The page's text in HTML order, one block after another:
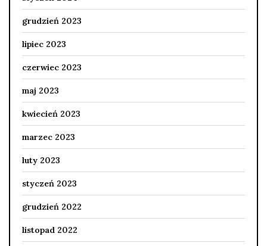
grudzień 2023
lipiec 2023
czerwiec 2023
maj 2023
kwiecień 2023
marzec 2023
luty 2023
styczeń 2023
grudzień 2022
listopad 2022